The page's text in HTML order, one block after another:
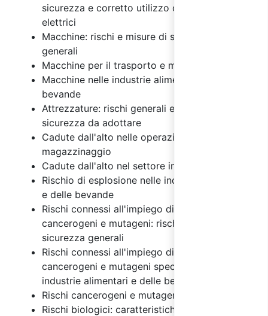
sicurezza e corretto utilizzo degli impianti
elettrici
Macchine: rischi e misure di sicurezza
generali
Macchine per il trasporto e magazzinaggio
Macchine nelle industrie alimentari e delle
bevande
Attrezzature: rischi generali e misure di
sicurezza da adottare
Cadute dall'alto nelle operazioni di
magazzinaggio
Cadute dall'alto nel settore industriale
Rischio di esplosione nelle industrie alimentari
e delle bevande
Rischi connessi all'impiego di agenti chimici,
cancerogeni e mutageni: rischi e misure di
sicurezza generali
Rischi connessi all'impiego di agenti chimici,
cancerogeni e mutageni specifici per le
industrie alimentari e delle bevande
Rischi cancerogeni e mutageni
Rischi biologici: caratteristiche generali e